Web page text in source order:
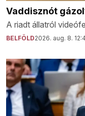
Vaddisznót
A riadt állatról
BELFÖLD2026. aug. 8.